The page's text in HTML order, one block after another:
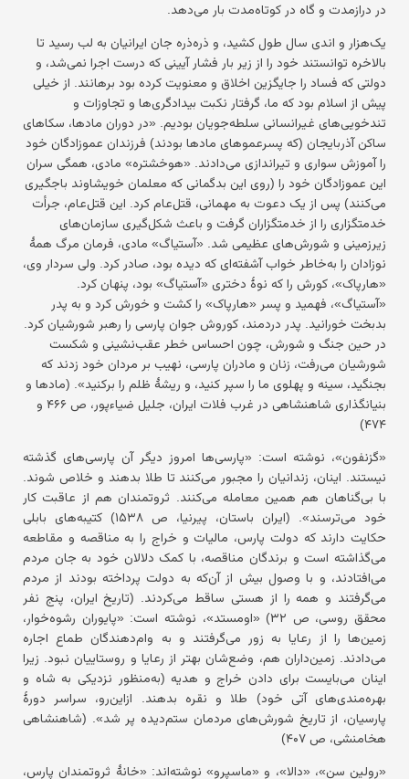
در درازمدت و گاه در کوتاه‌مدت بار می‌دهد.
یک‌هزار و اندی سال طول کشید، و ذره‌ذره جان ایرانیان به لب رسید تا
بالاخره توانستند خود را از زیر بار فشار آیینی که درست اجرا نمی‌شد، و
دولتی که فساد را جایگزین اخلاق و معنویت کرده بود برهانند. از خیلی
پیش از اسلام بود که ما، گرفتار نکبت بیدادگری‌ها و تجاوزات و
تندخویی‌های غیرانسانی سلطه‌جویان بودیم. «در دوران مادها، سکاهای
ساکن آذربایجان (که پسرعموهای مادها بودند) فرزندان عموزادگان خود
را آموزش سواری و تیراندازی می‌دادند. «هوخشتره» مادی، همگی سران
این عموزادگان خود را (روی این بدگمانی که معلمان خویشاوند باجگیری
می‌کنند) پس از یک دعوت به مهمانی، قتل‌عام کرد. این قتل‌عام، جرأت
خدمتگزاری را از خدمتگزاران گرفت و باعث شکل‌گیری سازمان‌های
زیرزمینی و شورش‌های عظیمی شد. «آستیاگ» مادی، فرمان مرگ همهٔ
نوزادان را به‌خاطر خواب آشفته‌ای که دیده بود، صادر کرد. ولی سردار وی،
«هارپاک»، کورش را که نوهٔ دختری «آستیاگ» بود، پنهان کرد.
«آستیاگ»، فهمید و پسر «هارپاک» را کشت و خورش کرد و به پدر
بدبخت خورانید. پدر دردمند، کوروش جوان پارسی را رهبر شورشیان کرد.
در حین جنگ و شورش، چون احساس خطر عقب‌نشینی و شکست
شورشیان می‌رفت، زنان و مادران پارسی، نهیب بر مردان خود زدند که
بجنگید، سینه و پهلوی ما را سپر کنید، و ریشهٔ ظلم را برکنید». (مادها و
بنیانگذاری شاهنشاهی در غرب فلات ایران، جلیل ضیاءپور، ص ۴۶۶ و
۴۷۴)
«گزنفون»، نوشته است: «پارسی‌ها امروز دیگر آن پارسی‌های گذشته
نیستند. اینان، زندانیان را مجبور می‌کنند تا طلا بدهند و خلاص شوند.
با بی‌گناهان هم همین معامله می‌کنند. ثروتمندان هم از عاقبت کار
خود می‌ترسند». (ایران باستان، پیرنیا، ص ۱۵۳۸) کتیبه‌های بابلی
حکایت دارند که دولت پارس، مالیات و خراج را به مناقصه و مقاطعه
می‌گذاشته است و برندگان مناقصه، با کمک دلالان خود به جان مردم
می‌افتادند، و با وصول بیش از آن‌که به دولت پرداخته بودند از مردم
می‌گرفتند و همه را از هستی ساقط می‌کردند. (تاریخ ایران، پنج نفر
محقق روسی، ص ۳۲) «اومستد»، نوشته است: «پایوران رشوه‌خوار،
زمین‌ها را از رعایا به زور می‌گرفتند و به وام‌دهندگان طماع اجاره
می‌دادند. زمین‌داران هم، وضع‌شان بهتر از رعایا و روستاییان نبود. زیرا
اینان می‌بایست برای دادن خراج و هدیه (به‌منظور نزدیکی به شاه و
بهره‌مندی‌های آتی خود) طلا و نقره بدهند. ازاین‌رو، سراسر دورهٔ
پارسیان، از تاریخ شورش‌های مردمان ستم‌دیده پر شد». (شاهنشاهی
هخامنشی، ص ۴۰۷)
«رولین سن»، «دالا»، و «ماسپرو» نوشته‌اند: «خانهٔ ثروتمندان پارس،